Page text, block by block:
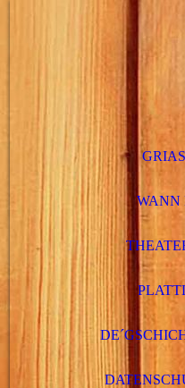
WANN